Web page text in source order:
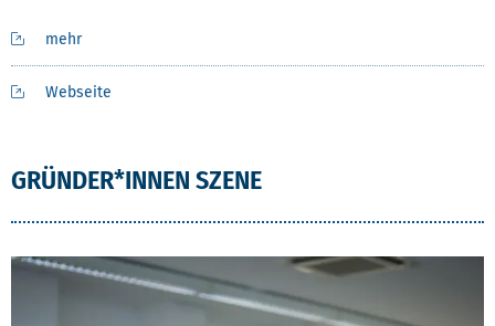
mehr
Webseite
GRÜNDER*INNEN SZENE
KACHELN MIT LINKS AUF WEITERE AKTUELLE